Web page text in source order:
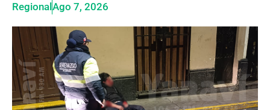
Regional Ago 7, 2026